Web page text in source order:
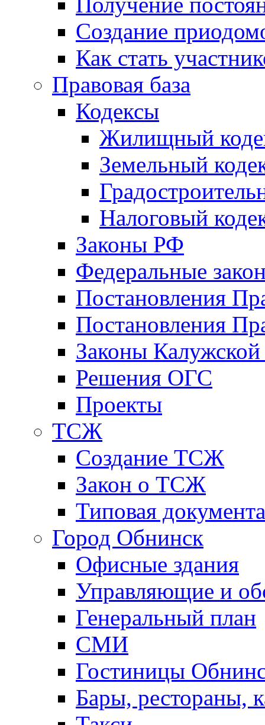
Создание
Как стать
Правовая база
Кодексы
Жилищный
Земельный
Налоговый
Законы РФ
Федеральные
Постановления
Постановления
Законы Калужской
Решения ОГС
Проекты
ТСЖ
Создание ТСЖ
Закон о ТСЖ
Типовая
Город Обнинск
Офисные здания
Управляющие и
Генеральный план
СМИ
Гостиницы
Бары, рестораны,